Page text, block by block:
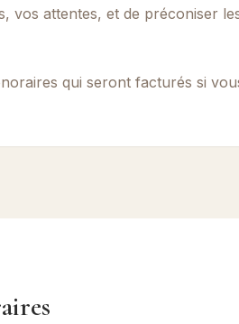
vos attentes, et de préconiser
qui seront facturés si